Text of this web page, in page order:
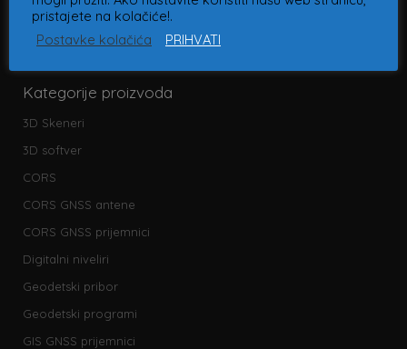
Kategorije proizvoda
3D Skeneri
3D softver
CORS
CORS GNSS antene
CORS GNSS prijemnici
Digitalni niveliri
Geodetski pribor
Geodetski programi
GIS GNSS prijemnici
pristajete na kolačiće!.
Postavke kolačića
PRIHVATI